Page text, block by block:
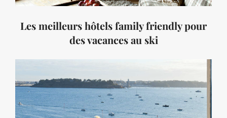
Les meilleurs hôtels family friendly pour
des vacances au ski